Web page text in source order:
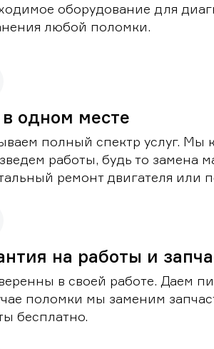
оборудование для
любой поломки.
одном месте
полный спектр услуг. Мы
работы, будь то замена
ремонт двигателя или
на работы и
в своей работе. Даем
поломки мы заменим
бесплатно.